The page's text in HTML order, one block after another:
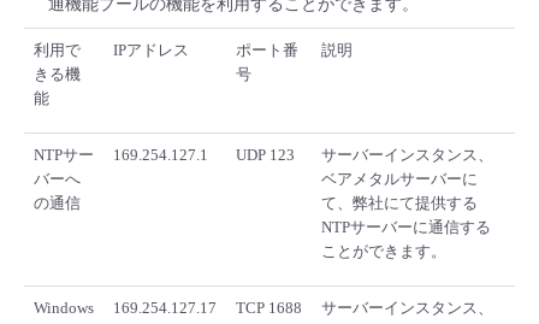
通機能プールの機能を利用することができます。
利用で
きる機
能
IPアドレス
ポート番
号
説明
NTPサー
バーへ
の通信
169.254.127.1 UDP 123
サーバーインスタンス、
ベアメタルサーバーに
て、弊社にて提供する
NTPサーバーに通信する
ことができます。
Windows
169.254.127.17 TCP 1688
サーバーインスタンス、